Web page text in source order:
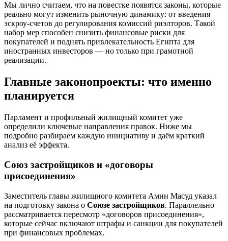
Мы лично считаем, что на повестке появятся законы, которые
реально могут изменить рыночную динамику: от введения
эскроу-счетов до регулирования комиссий риэлторов. Такой
набор мер способен снизить финансовые риски для
покупателей и поднять привлекательность Египта для
иностранных инвесторов — но только при грамотной
реализации.
Главные законопроекты: что именно
планируется
Парламент и профильный жилищный комитет уже
определили ключевые направления правок. Ниже мы
подробно разбираем каждую инициативу и даём краткий
анализ её эффекта.
Союз застройщиков и «договоры
присоединения»
Заместитель главы жилищного комитета Амин Масуд указал
на подготовку закона о Союзе застройщиков. Параллельно
рассматривается пересмотр «договоров присоединения»,
которые сейчас включают штрафы и санкции для покупателей
при финансовых проблемах.